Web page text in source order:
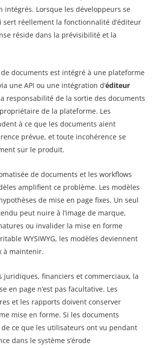
intégrés. Lorsque les développeurs se
sert réellement la fonctionnalité d’éditeur
réside dans la prévisibilité et la
de documents est intégré à une plateforme
une API ou une intégration d’éditeur
responsabilité de la sortie des documents
de la plateforme. Les
à ce que les documents aient
prévue, et toute incohérence se
sur le produit.
de documents et les workflows
amplifient ce problème. Les modèles
de mise en page fixes. Un seul
peut nuire à l’image de marque,
ou invalider la mise en forme
WYSIWYG, les modèles deviennent
à maintenir.
juridiques, financiers et commerciaux, la
en page n’est pas facultative. Les
et les rapports doivent conserver
mise en forme. Si les documents
ce que les utilisateurs ont vu pendant
dans le système s’érode